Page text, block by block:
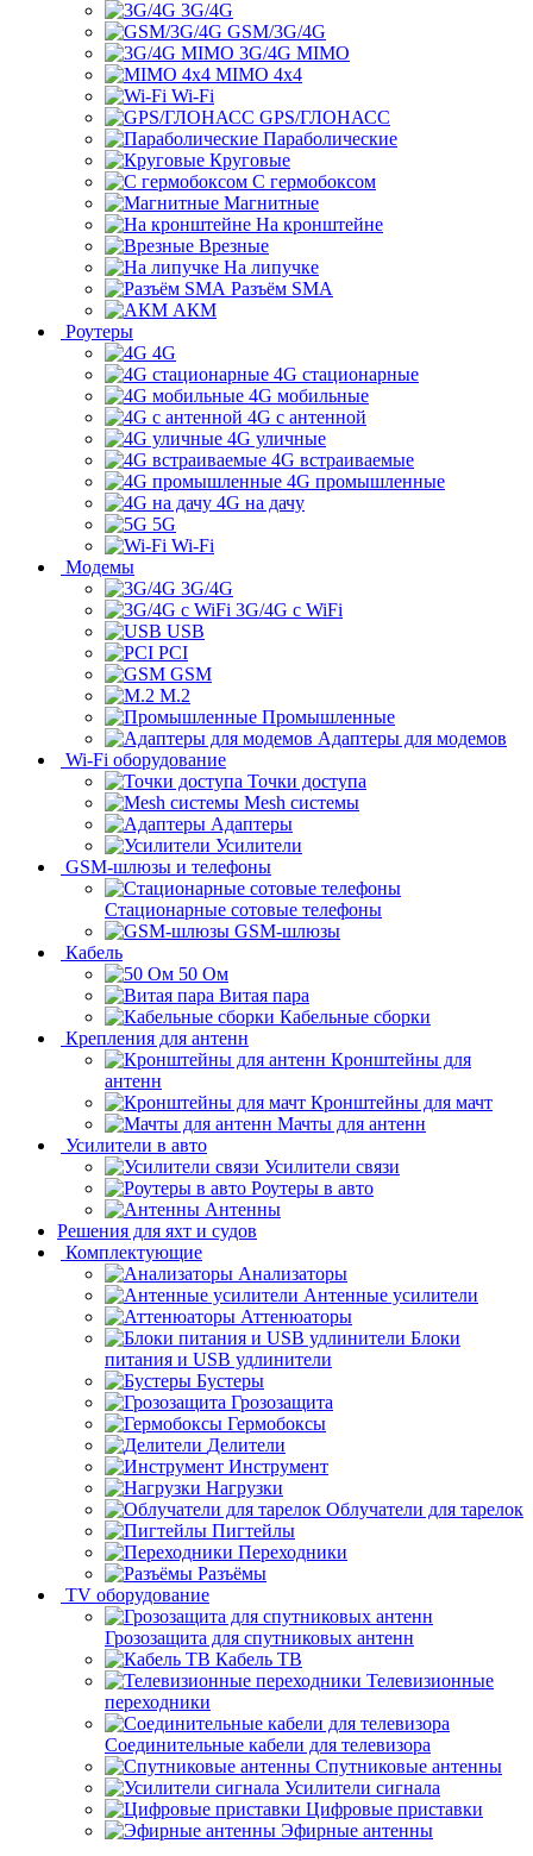
3G/4G
GSM/3G/4G
3G/4G MIMO
MIMO 4x4
Wi-Fi
GPS/ГЛОНАСС
Параболические
Круговые
С гермобоксом
Магнитные
На кронштейне
Врезные
На липучке
Разъём SMA
АКМ
Роутеры
4G
4G стационарные
4G мобильные
4G с антенной
4G уличные
4G встраиваемые
4G промышленные
4G на дачу
5G
Wi-Fi
Модемы
3G/4G
3G/4G с WiFi
USB
PCI
GSM
M.2
Промышленные
Адаптеры для модемов
Wi-Fi оборудование
Точки доступа
Mesh системы
Адаптеры
Усилители
GSM-шлюзы и телефоны
Стационарные сотовые телефоны
GSM-шлюзы
Кабель
50 Ом
Витая пара
Кабельные сборки
Крепления для антенн
Кронштейны для
антенн
Кронштейны для мачт
Мачты для антенн
Усилители в авто
Усилители связи
Роутеры в авто
Антенны
Решения для яхт и судов
Комплектующие
Анализаторы
Антенные усилители
Аттенюаторы
Блоки
питания и USB удлинители
Бустеры
Грозозащита
Гермобоксы
Делители
Инструмент
Нагрузки
Облучатели для тарелок
Пигтейлы
Переходники
Разъёмы
TV оборудование
Грозозащита для спутниковых антенн
Кабель ТВ
Телевизионные
переходники
Соединительные кабели для телевизора
Спутниковые антенны
Усилители сигнала
Цифровые приставки
Эфирные антенны